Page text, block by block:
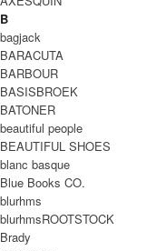
BRAND一覧
BRAND一覧
marka (マーカ)
B
bagjack
BARACUTA
BARBOUR
BASISBROEK
BATONER
beautiful people
BEAUTIFUL SHOES
blanc basque
Blue Books CO.
blurhms
blurhmsROOTSTOCK
Brady